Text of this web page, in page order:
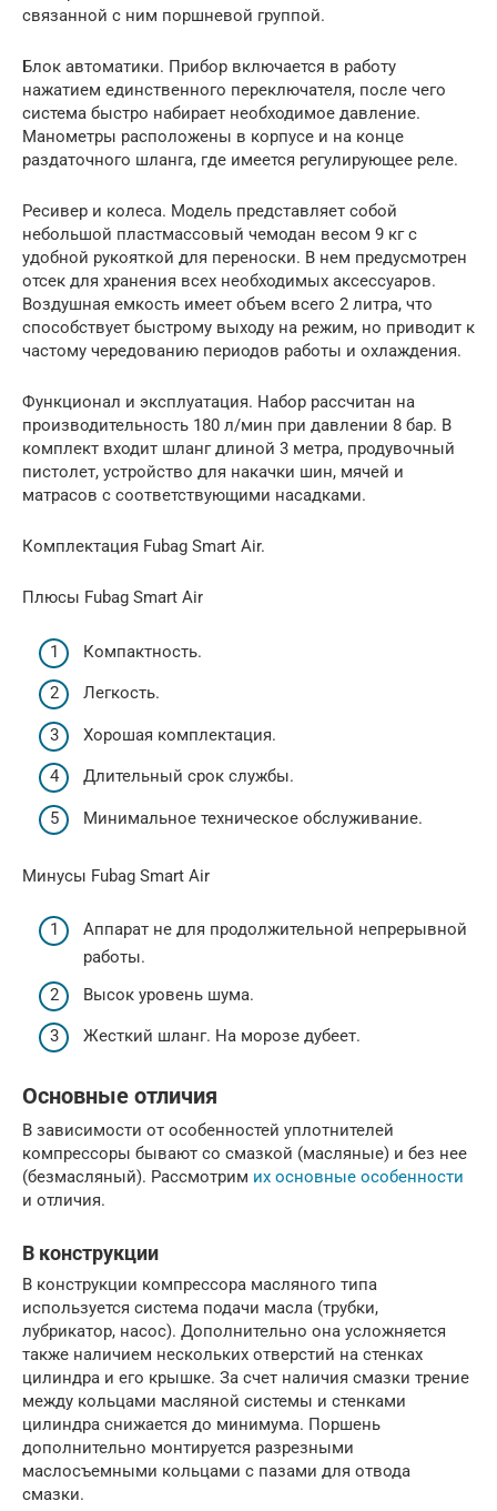
связанной с ним поршневой группой.
Блок автоматики. Прибор включается в работу
нажатием единственного переключателя, после чего
система быстро набирает необходимое давление.
Манометры расположены в корпусе и на конце
раздаточного шланга, где имеется регулирующее реле.
Ресивер и колеса. Модель представляет собой
небольшой пластмассовый чемодан весом 9 кг с
удобной рукояткой для переноски. В нем предусмотрен
отсек для хранения всех необходимых аксессуаров.
Воздушная емкость имеет объем всего 2 литра, что
способствует быстрому выходу на режим, но приводит к
частому чередованию периодов работы и охлаждения.
Функционал и эксплуатация. Набор рассчитан на
производительность 180 л/мин при давлении 8 бар. В
комплект входит шланг длиной 3 метра, продувочный
пистолет, устройство для накачки шин, мячей и
матрасов с соответствующими насадками.
Комплектация Fubag Smart Air.
Плюсы Fubag Smart Air
Компактность.
Легкость.
Хорошая комплектация.
Длительный срок службы.
Минимальное техническое обслуживание.
Минусы Fubag Smart Air
Аппарат не для продолжительной непрерывной
работы.
Высок уровень шума.
Жесткий шланг. На морозе дубеет.
Основные отличия
В зависимости от особенностей уплотнителей
компрессоры бывают со смазкой (масляные) и без нее
(безмасляный). Рассмотрим их основные особенности
и отличия.
В конструкции
В конструкции компрессора масляного типа
используется система подачи масла (трубки,
лубрикатор, насос). Дополнительно она усложняется
также наличием нескольких отверстий на стенках
цилиндра и его крышке. За счет наличия смазки трение
между кольцами масляной системы и стенками
цилиндра снижается до минимума. Поршень
дополнительно монтируется разрезными
маслосъемными кольцами с пазами для отвода
смазки.